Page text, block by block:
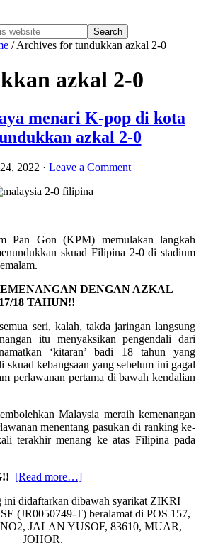
Hide
/Archives for tundukkan azkal 2-0
azkal 2-0
menari K-pop di kota
azkal 2-0
2022 · Leave a Comment
Pan Gon (KPM) memulakan langkah
skuad Filipina 2-0 di stadium
DENGAN AZKAL
18 TAHUN!!
seri, kalah, takda jaringan langsung
itu menyaksikan pengendali dari
‘kitaran’ badi 18 tahun yang
skuad kebangsaan yang sebelum ini gagal
perlawanan pertama di bawah kendalian
Malaysia meraih kemenangan
menentang pasukan di ranking ke-
terakhir menang ke atas Filipina pada
[Read more…]about
malaya
menari
K-
ini didaftarkan dibawah syarikat ZIKRI
(JR0050749-T) beralamat di POS 157,
JALAN YUSOF, 83610, MUAR,
JOHOR.